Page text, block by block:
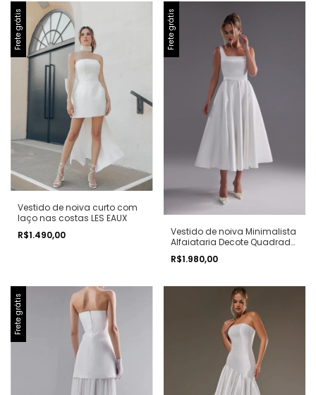
Frete grátis
Vestido de noiva curto com
laço nas costas LES EAUX
R$1.490,00
Frete grátis
Vestido de noiva Minimalista
Alfaiataria Decote Quadrado
Rodado Godê Midi ELIS
R$1.980,00
Frete grátis